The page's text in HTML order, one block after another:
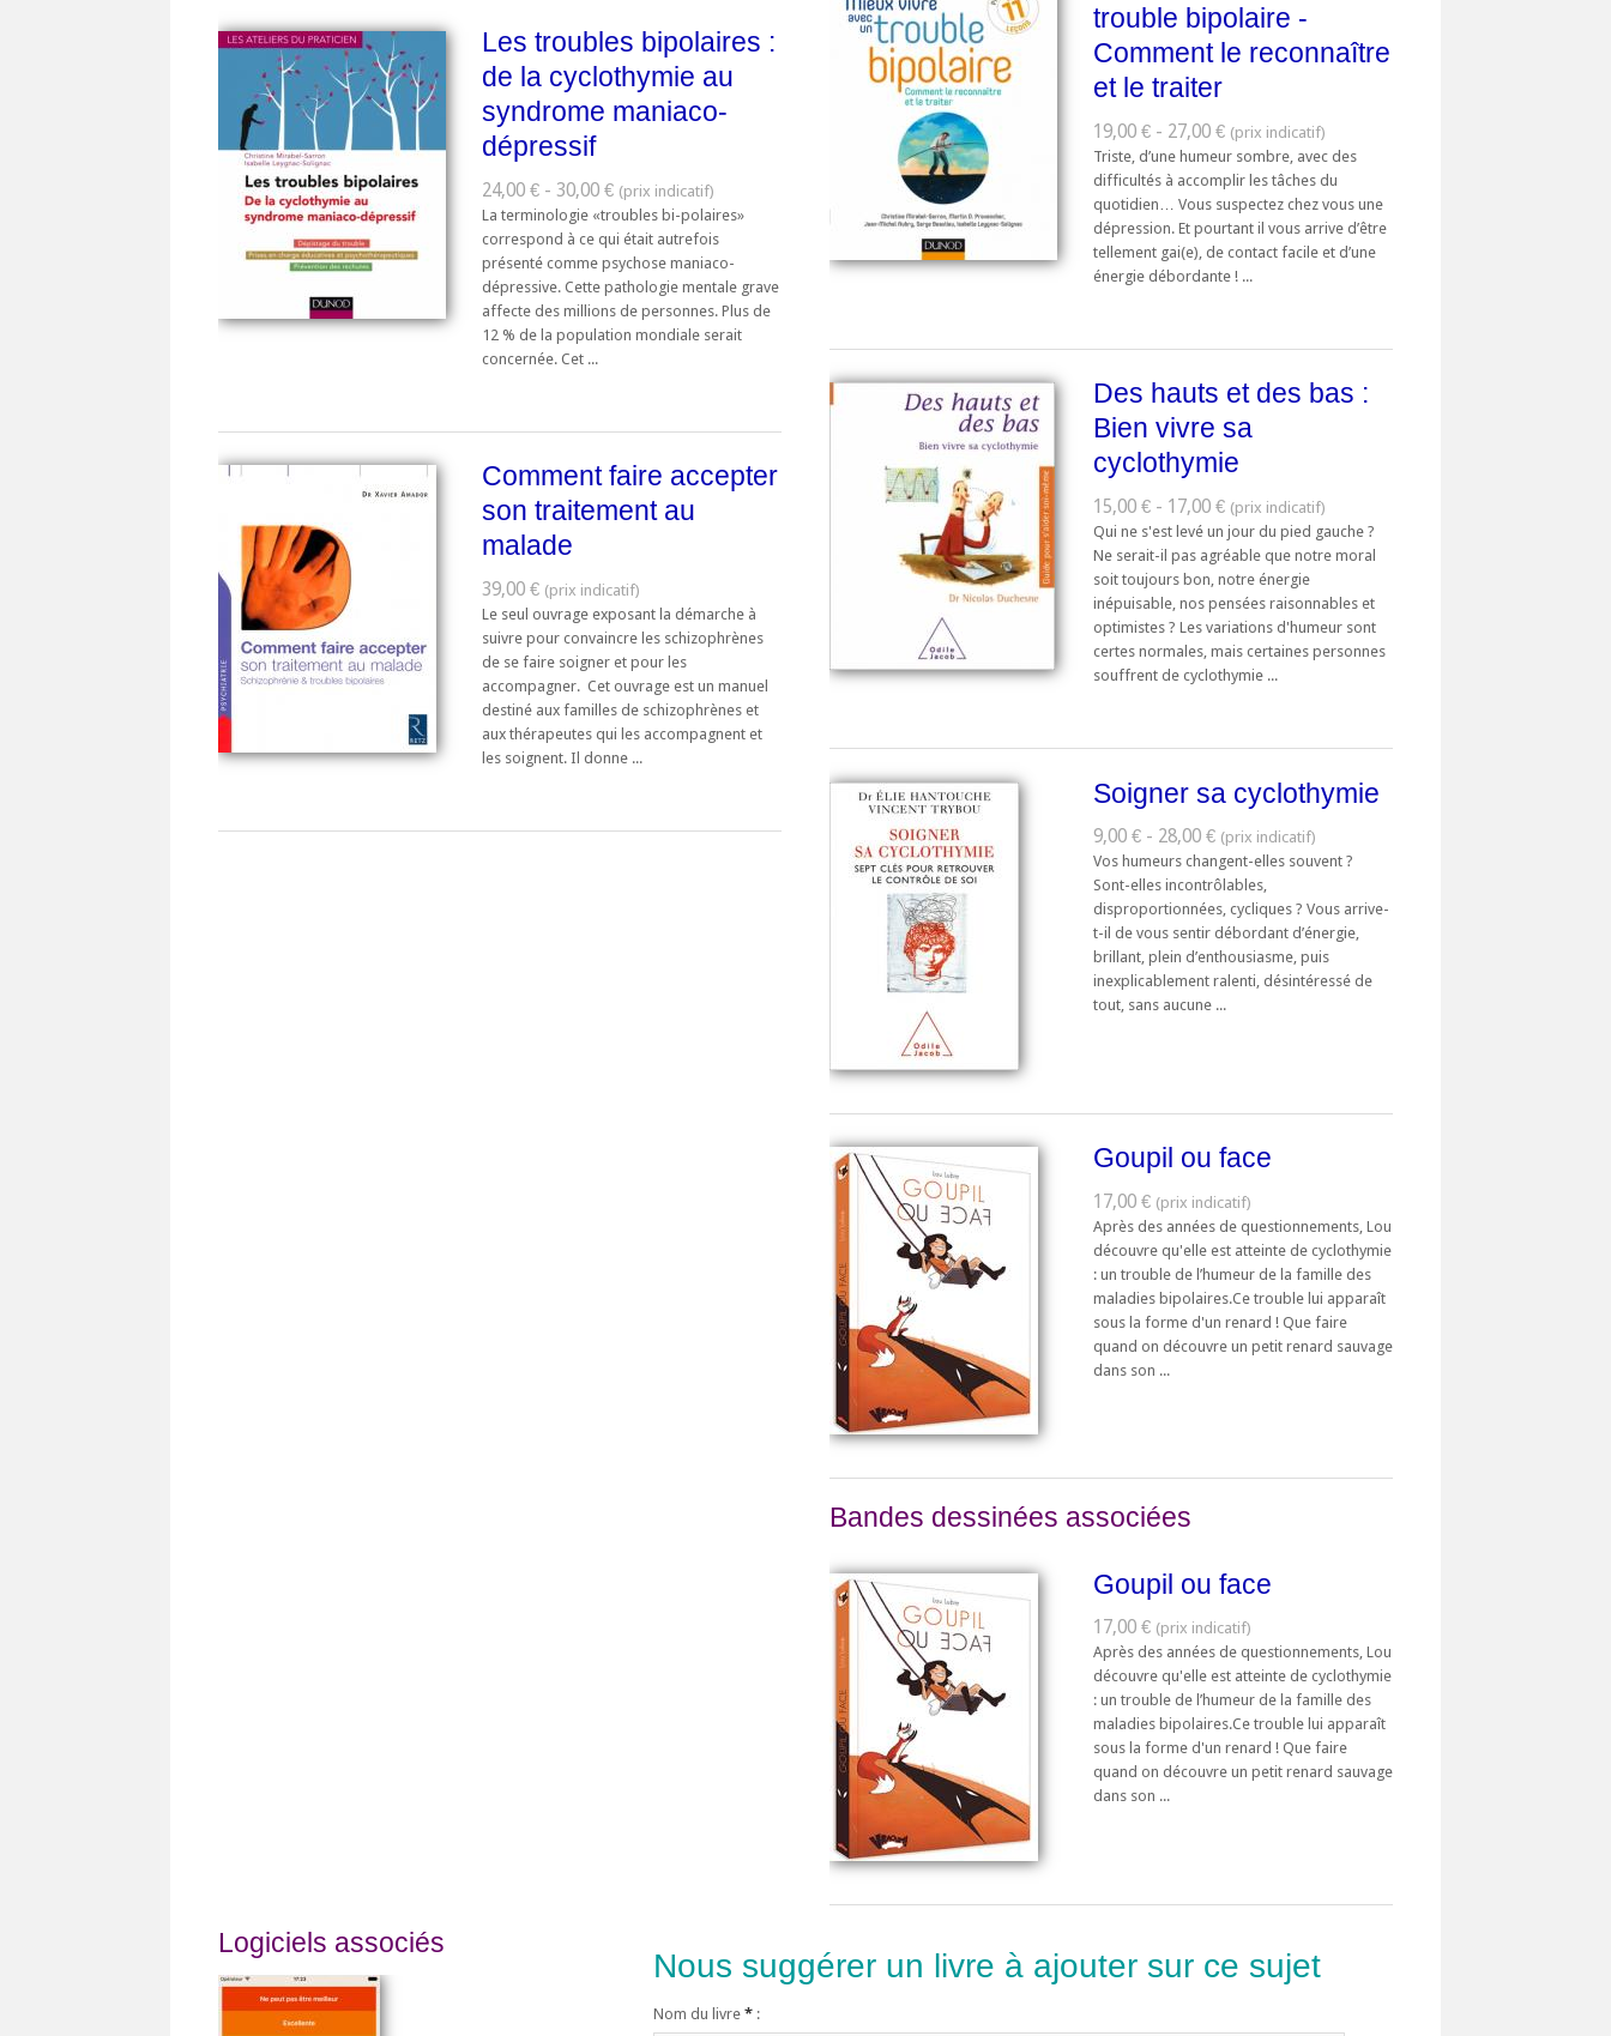
Les troubles bipolaires :
de la cyclothymie au
syndrome maniaco-
dépressif
24,00 € - 30,00 €
La terminologie «troubles bi-polaires»
correspond à ce qui était autrefois
présenté comme psychose maniaco-
dépressive. Cette pathologie mentale grave
affecte des millions de personnes. Plus de
12 % de la population mondiale serait
concernée. Cet ...
Comment faire accepter
son traitement au
malade
39,00 €
Le seul ouvrage exposant la démarche à
suivre pour convaincre les schizophrènes
de se faire soigner et pour les
accompagner. Cet ouvrage est un manuel
destiné aux familles de schizophrènes et
aux thérapeutes qui les accompagnent et
les soignent. Il donne ...
trouble bipolaire -
Comment le reconnaître
et le traiter
19,00 € - 27,00 €
Triste, d’une humeur sombre, avec des
difficultés à accomplir les tâches du
quotidien… Vous suspectez chez vous une
dépression. Et pourtant il vous arrive d’être
tellement gai(e), de contact facile et d’une
énergie débordante ! ...
Des hauts et des bas :
Bien vivre sa
cyclothymie
15,00 € - 17,00 €
Qui ne s'est levé un jour du pied gauche ?
Ne serait-il pas agréable que notre moral
soit toujours bon, notre énergie
inépuisable, nos pensées raisonnables et
optimistes ? Les variations d'humeur sont
certes normales, mais certaines personnes
souffrent de cyclothymie ...
Soigner sa cyclothymie
9,00 € - 28,00 €
Vos humeurs changent-elles souvent ?
Sont-elles incontrôlables,
disproportionnées, cycliques ? Vous arrive-
t-il de vous sentir débordant d’énergie,
brillant, plein d’enthousiasme, puis
inexplicablement ralenti, désintéressé de
tout, sans aucune ...
Goupil ou face
17,00 €
Après des années de questionnements, Lou
découvre qu'elle est atteinte de cyclothymie
: un trouble de l’humeur de la famille des
maladies bipolaires.Ce trouble lui apparaît
sous la forme d'un renard ! Que faire
quand on découvre un petit renard sauvage
dans son ...
Bandes dessinées associées
Goupil ou face
17,00 €
Après des années de questionnements, Lou
découvre qu'elle est atteinte de cyclothymie
: un trouble de l’humeur de la famille des
maladies bipolaires.Ce trouble lui apparaît
sous la forme d'un renard ! Que faire
quand on découvre un petit renard sauvage
dans son ...
Logiciels associés
Nous suggérer un livre à ajouter sur ce sujet
Nom du livre *: